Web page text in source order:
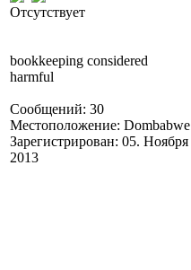
Отсутствует
bookkeeping considered
harmful
Сообщений: 30
Местоположение: Dombabwe
Зарегистрирован: 05. Ноября
2013